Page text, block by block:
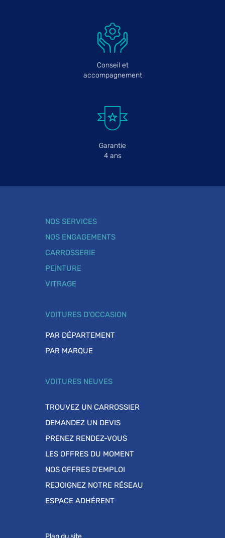
Conseil et
accompagnement
Garantie
4 ans
NOS SERVICES
NOS ENGAGEMENTS
CARROSSERIE
PEINTURE
VITRAGE
VOITURES D'OCCASION
PAR DÉPARTEMENT
PAR MARQUE
VOITURES NEUVES
TROUVEZ UN CARROSSIER
DEMANDEZ UN DEVIS
PRENEZ RENDEZ-VOUS
LES OFFRES DU MOMENT
NOS OFFRES D'EMPLOI
REJOIGNEZ NOTRE RÉSEAU
ESPACE ADHÉRENT
Plan du site